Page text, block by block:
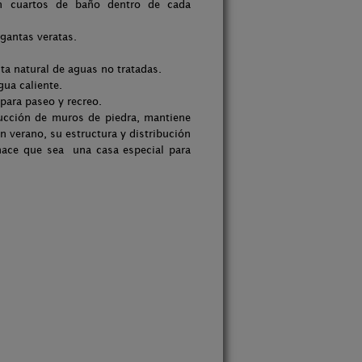
cuartos de baño dentro de cada
veratas.
natural de aguas no tratadas.
caliente.
paseo y recreo.
de muros de piedra, mantiene
verano, su estructura y distribución
que sea una casa especial para